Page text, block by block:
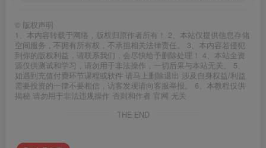
© 版权声明
1、本内容转载于网络，版权归原作者所有！ 2、本站仅提供信息存储
空间服务，不拥有所有权，不承担相关法律责任。 3、本内容若侵犯
到你的版权利益，请联系我们，会尽快给予删除处理！ 4、本站全资
源仅供测试和学习，请勿用于非法操作，一切后果与本站无关。 5、
如遇到充值付费环节课程或软件 请马上删除退出 涉及自身权益/利益
需要投资的一律不要相信，访客发现请向客服举报。 6、本教程仅供
揭秘 请勿用于非法违规操作 否则和作者 官网 无关
THE END